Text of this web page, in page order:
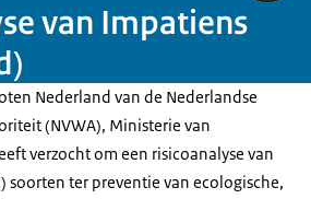
van Impatiens
Nederland van de Nederlandse
(NVWA), Ministerie van
verzocht om een risicoanalyse van
soorten ter preventie van ecologische,